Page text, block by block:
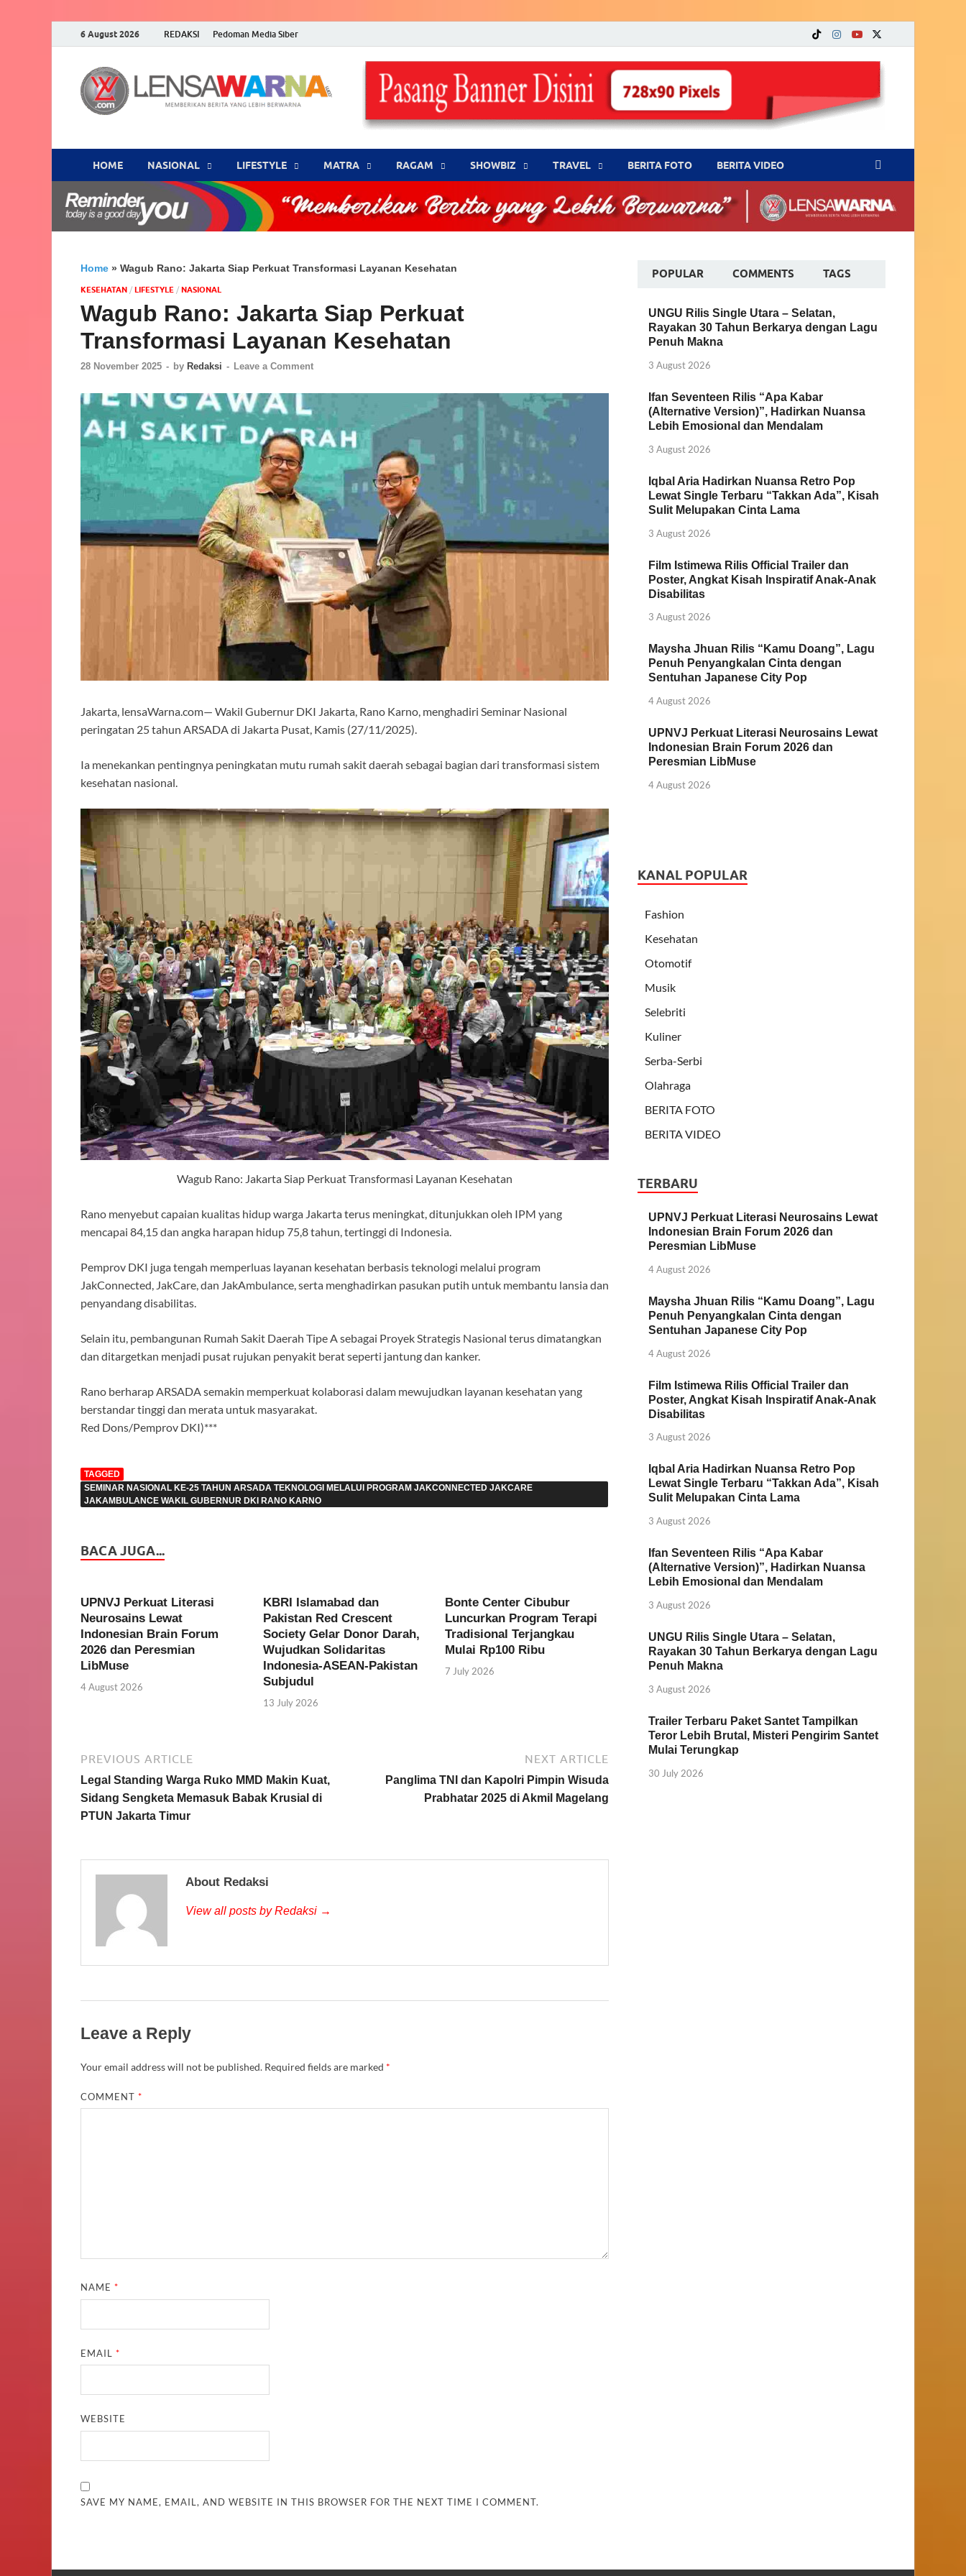
6 August 2026 REDAKSI Pedoman Media Siber
LENSA WARNA .com
Memberikan Berita yang Lebih Berwarna
HOME NASIONAL ‎LIFESTYLE MATRA ‎RAGAM ‎SHOWBIZ ‎TRAVEL BERITA FOTO BERITA VIDEO
Home » Wagub Rano: Jakarta Siap Perkuat Transformasi Layanan Kesehatan
KESEHATAN / ‎LIFESTYLE / NASIONAL
Wagub Rano: Jakarta Siap Perkuat
Transformasi Layanan Kesehatan
28 November 2025 - by Redaksi - Leave a Comment
Jakarta, lensaWarna.com— Wakil Gubernur DKI Jakarta, Rano Karno, menghadiri Seminar Nasional
peringatan 25 tahun ARSADA di Jakarta Pusat, Kamis (27/11/2025).
Ia menekankan pentingnya peningkatan mutu rumah sakit daerah sebagai bagian dari transformasi sistem
kesehatan nasional.
Wagub Rano: Jakarta Siap Perkuat Transformasi Layanan Kesehatan
Rano menyebut capaian kualitas hidup warga Jakarta terus meningkat, ditunjukkan oleh IPM yang
mencapai 84,15 dan angka harapan hidup 75,8 tahun, tertinggi di Indonesia.
Pemprov DKI juga tengah memperluas layanan kesehatan berbasis teknologi melalui program
JakConnected, JakCare, dan JakAmbulance, serta menghadirkan pasukan putih untuk membantu lansia dan
penyandang disabilitas.
Selain itu, pembangunan Rumah Sakit Daerah Tipe A sebagai Proyek Strategis Nasional terus dimatangkan
dan ditargetkan menjadi pusat rujukan penyakit berat seperti jantung dan kanker.
Rano berharap ARSADA semakin memperkuat kolaborasi dalam mewujudkan layanan kesehatan yang
berstandar tinggi dan merata untuk masyarakat.
Red Dons/Pemprov DKI)***
TAGGED
SEMINAR NASIONAL KE-25 TAHUN ARSADA TEKNOLOGI MELALUI PROGRAM JAKCONNECTED JAKCARE
JAKAMBULANCE WAKIL GUBERNUR DKI RANO KARNO
BACA JUGA...
UPNVJ Perkuat Literasi
Neurosains Lewat
Indonesian Brain Forum
2026 dan Peresmian
LibMuse
4 August 2026
KBRI Islamabad dan
Pakistan Red Crescent
Society Gelar Donor Darah,
Wujudkan Solidaritas
Indonesia-ASEAN-Pakistan
Subjudul
13 July 2026
Bonte Center Cibubur
Luncurkan Program Terapi
Tradisional Terjangkau
Mulai Rp100 Ribu
7 July 2026
PREVIOUS ARTICLE
Legal Standing Warga Ruko MMD Makin Kuat,
Sidang Sengketa Memasuk Babak Krusial di
PTUN Jakarta Timur
NEXT ARTICLE
Panglima TNI dan Kapolri Pimpin Wisuda
Prabhatar 2025 di Akmil Magelang
About Redaksi
View all posts by Redaksi →
Leave a Reply
Your email address will not be published. Required fields are marked *
COMMENT*
NAME*
EMAIL*
WEBSITE
SAVE MY NAME, EMAIL, AND WEBSITE IN THIS BROWSER FOR THE NEXT TIME I COMMENT.
POPULAR COMMENTS TAGS
UNGU Rilis Single Utara – Selatan,
Rayakan 30 Tahun Berkarya dengan Lagu
Penuh Makna
3 August 2026
Ifan Seventeen Rilis “Apa Kabar
(Alternative Version)”, Hadirkan Nuansa
Lebih Emosional dan Mendalam
3 August 2026
Iqbal Aria Hadirkan Nuansa Retro Pop
Lewat Single Terbaru “Takkan Ada”, Kisah
Sulit Melupakan Cinta Lama
3 August 2026
Film Istimewa Rilis Official Trailer dan
Poster, Angkat Kisah Inspiratif Anak-Anak
Disabilitas
3 August 2026
Maysha Jhuan Rilis “Kamu Doang”, Lagu
Penuh Penyangkalan Cinta dengan
Sentuhan Japanese City Pop
4 August 2026
UPNVJ Perkuat Literasi Neurosains Lewat
Indonesian Brain Forum 2026 dan
Peresmian LibMuse
4 August 2026
KANAL POPULAR
Fashion
Kesehatan
Otomotif
Musik
Selebriti
Kuliner
Serba-Serbi
Olahraga
BERITA FOTO
BERITA VIDEO
TERBARU
UPNVJ Perkuat Literasi Neurosains Lewat
Indonesian Brain Forum 2026 dan
Peresmian LibMuse
4 August 2026
Maysha Jhuan Rilis “Kamu Doang”, Lagu
Penuh Penyangkalan Cinta dengan
Sentuhan Japanese City Pop
4 August 2026
Film Istimewa Rilis Official Trailer dan
Poster, Angkat Kisah Inspiratif Anak-Anak
Disabilitas
3 August 2026
Iqbal Aria Hadirkan Nuansa Retro Pop
Lewat Single Terbaru “Takkan Ada”, Kisah
Sulit Melupakan Cinta Lama
3 August 2026
Ifan Seventeen Rilis “Apa Kabar
(Alternative Version)”, Hadirkan Nuansa
Lebih Emosional dan Mendalam
3 August 2026
UNGU Rilis Single Utara – Selatan,
Rayakan 30 Tahun Berkarya dengan Lagu
Penuh Makna
3 August 2026
Trailer Terbaru Paket Santet Tampilkan
Teror Lebih Brutal, Misteri Pengirim Santet
Mulai Terungkap
30 July 2026